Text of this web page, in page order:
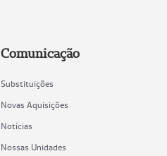
Comunicação
Substituições
Novas Aquisições
Notícias
Nossas Unidades